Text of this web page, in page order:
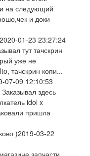
на следующий
и доки
2020-01-23 23:27:24
тут тачскрин
уже не
тачскрин копи...
07-09 12:10:53
здесь
idol x
пришла
)2019-03-22
запчасти,